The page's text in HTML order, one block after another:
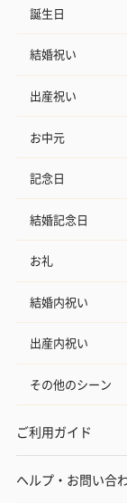
誕生日
結婚祝い
出産祝い
お中元
記念日
結婚記念日
お礼
結婚内祝い
出産内祝い
その他のシーン
ご利用ガイド
ヘルプ・お問い合